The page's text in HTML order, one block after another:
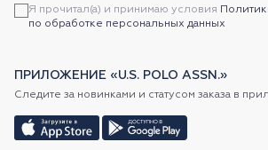
Я прочитал(а) и принимаю условия
по обработке персональных данных
ПРИЛОЖЕНИЕ «U.S. POLO ASSN.»
Следите за новинками и статусом заказа в